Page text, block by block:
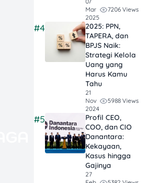
Mar
2025
7206 Views
#4
2025: PPN,
TAPERA, dan
BPJS Naik:
Strategi Kelola
Uang yang
Harus Kamu
Tahu
21
Nov
2024
5988 Views
#5
Profil CEO,
COO, dan CIO
Danantara:
Kekayaan,
Kasus hingga
Gajinya
27